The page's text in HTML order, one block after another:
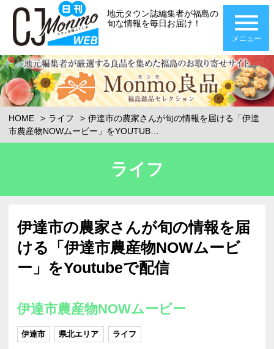
地元タウン誌編集者が福島の
旬な情報を毎日お届け！
メニュー
HOME ライフ
伊達市の農家さんが旬の情報を届ける「伊達
市農産物NOWムービー」をYOUTUB…
ライフ
伊達市の農家さんが旬の情報を届
ける「伊達市農産物NOWムービ
ー」をYoutubeで配信
伊達市農産物NOWムービー
伊達市 県北エリア ライフ